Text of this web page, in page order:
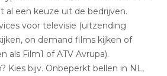
al een keuze uit de bedrijven.
voor televisie (uitzending
on demand films kijken of
als Film1 of ATV Avrupa).
Kies bijv. Onbeperkt bellen in NL,